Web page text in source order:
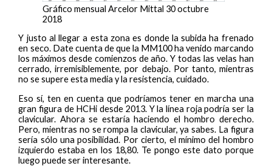
Gráfico mensual Arcelor Mittal 30 octubre
2018
Y justo al llegar a esta zona es donde la subida ha frenado
en seco. Date cuenta de que la MM100 ha venido marcando
los máximos desde comienzos de año. Y todas las velas han
cerrado, irremisiblemente, por debajo. Por tanto, mientras
no se supere esta media y la resistencia, cuidado.
Eso sí, ten en cuenta que podríamos tener en marcha una
gran figura de HCHi desde 2013. Y la línea roja podría ser la
clavicular. Ahora se estaría haciendo el hombro derecho.
Pero, mientras no se rompa la clavicular, ya sabes. La figura
sería sólo una posibilidad. Por cierto, el mínimo del hombro
izquierdo estaba en los 18,80. Te pongo este dato porque
luego puede ser interesante.